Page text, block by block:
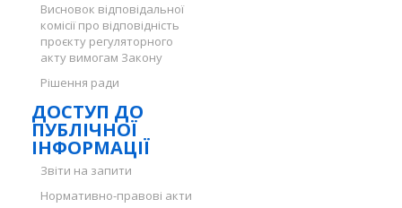
Висновок відповідальної
комісії про відповідність
проєкту регуляторного
акту вимогам Закону
Рішення ради
ДОСТУП ДО
ПУБЛІЧНОЇ
ІНФОРМАЦІЇ
Звіти на запити
Нормативно-правові акти